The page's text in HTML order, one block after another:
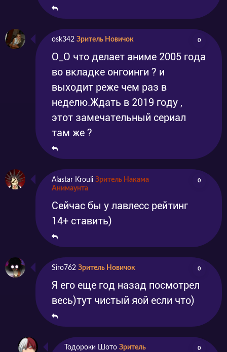
osk342 Зритель Новичок 0
О_О что делает аниме 2005 года
во вкладке онгоинги ? и
выходит реже чем раз в
неделю.Ждать в 2019 году ,
этот замечательный сериал
там же ?
Alastar Krouli Зритель Накама
Анимаунта
0
Сейчас бы у лавлесс рейтинг
14+ ставить)
Siro762 Зритель Новичок 0
Я его еще год назад посмотрел
весь)тут чистый яой если что)
Тодороки Шото Зритель
0